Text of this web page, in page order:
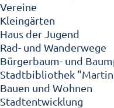
Vereine
Kleingärten
Haus der Jugend
Rad- und Wanderwege
Bürgerbaum- und
Stadtbibliothek
Bauen und Wohnen
Stadtentwicklung